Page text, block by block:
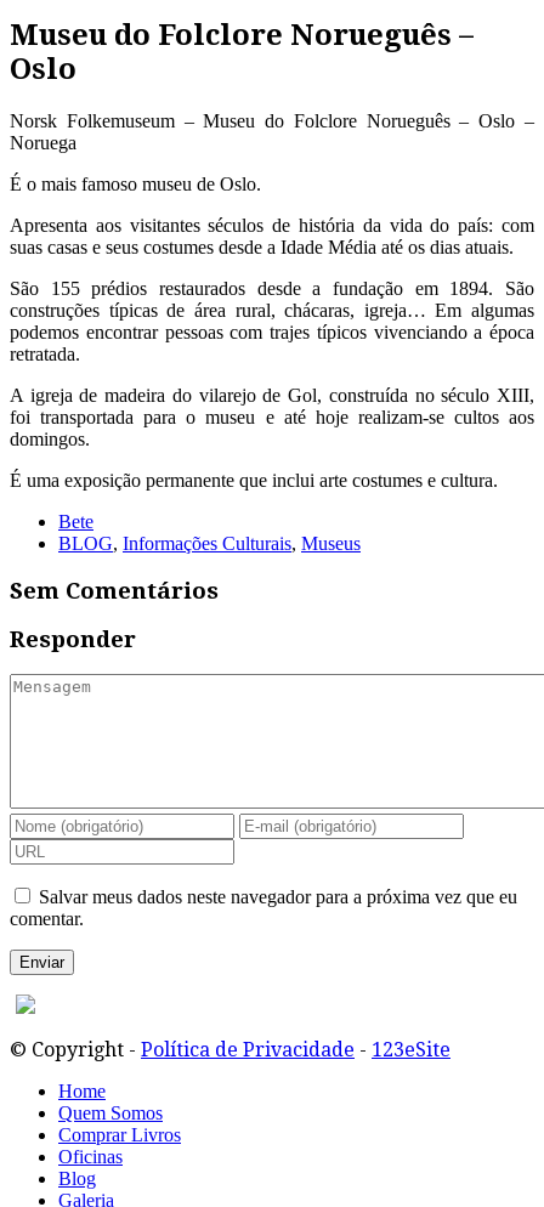
Museu do Folclore Norueguês –
Oslo
Norsk Folkemuseum – Museu do Folclore Norueguês – Oslo –
Noruega
É o mais famoso museu de Oslo.
Apresenta aos visitantes séculos de história da vida do país: com
suas casas e seus costumes desde a Idade Média até os dias atuais.
São 155 prédios restaurados desde a fundação em 1894. São
construções típicas de área rural, chácaras, igreja… Em algumas
podemos encontrar pessoas com trajes típicos vivenciando a época
retratada.
A igreja de madeira do vilarejo de Gol, construída no século XIII,
foi transportada para o museu e até hoje realizam-se cultos aos
domingos.
É uma exposição permanente que inclui arte costumes e cultura.
Bete
BLOG, Informações Culturais, Museus
Sem Comentários
Responder
Salvar meus dados neste navegador para a próxima vez que eu
comentar.
© Copyright - Política de Privacidade - 123eSite
Home
Quem Somos
Comprar Livros
Oficinas
Blog
Galeria